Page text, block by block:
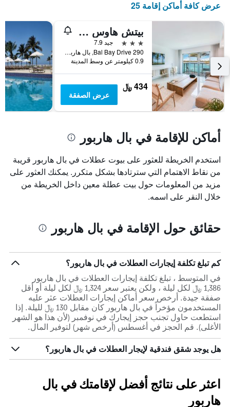
الذي
يتضمن
المخطط
التالي
1
محور
Y
الذي
سعر
غرفة
عرض كافة أماكن إقامة 25
بيتش هاوس بال هاربور
3 نجوم
جيد 7.9
290 Bal Bay Drive, بال هاربور, FL, الولايات المتحدة الأميريكية
0.9 كيلومتر عن وسط المدينة
434 ﷼
عرض الصفقة
أماكن للإقامة في بال هاربور
استخدم الخريطة للعثور على بيوت عطلات في بال هاربور قريبة
من نقاط الاهتمام التي سترتادها بشكل متكرر. يمكنك العثور على
مزيد من المعلومات حول بيت عطلة معين داخل الخريطة من
خلال النقر على اسمه.
حقائق حول الإقامة في بال هاربور
كم تبلغ تكلفة إيجارات العطلات في بال هاربور؟
في المتوسط ، تبلغ تكلفة إيجارات العطلات في بال هاربور
1,386 ﷼ لكل ليلة ، ولكن يعتبر سعر 1,324 ﷼ لكل ليلة أو أقل
صفقة جيدة. أرخص سعر أماكن إيجارات العطلات عثر عليه
المستخدمون مؤخراً في بال هاربور كان مقابل 130 ﷼ لليلة. إذا
استطعت حاول تجنب حجز إيجارك في نوفمبر (لأن هذا هو الشهر
الأغلى). قم الحجز في أغسطس (أرخص شهر) لتوفير المال.
هل يوجد شقق فندقية لإيجار العطلات في بال هاربور؟
اعثر على نتائج أفضل لإقامتك في بال
هاربور